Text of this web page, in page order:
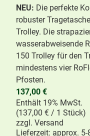
RoFlexs Zäune,
horse fences
RoFlexs Basic 98
Ideal for Shetland
168,00 €
Enthält 19% MwSt.
zzgl.Versand
Lieferzeit: approx. 5-
NEU: Die perfekte
robuster
Trolley. Die
wasserabweisende
150 Trolley für den
mindestens vier
Pfosten.
137,00 €
Enthält 19% MwSt.
(137,00 € / 1 Stück)
zzgl. Versand
Lieferzeit: approx.